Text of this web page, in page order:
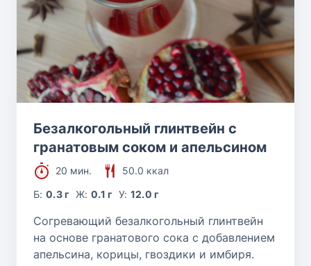
Безалкогольный глинтвейн с
гранатовым соком и апельсином
20 мин.
50.0 ккал
Б:0.3 г Ж: 0.1 г У: 12.0 г
Согревающий безалкогольный глинтвейн
на основе гранатового сока с добавлением
апельсина, корицы, гвоздики и имбиря.